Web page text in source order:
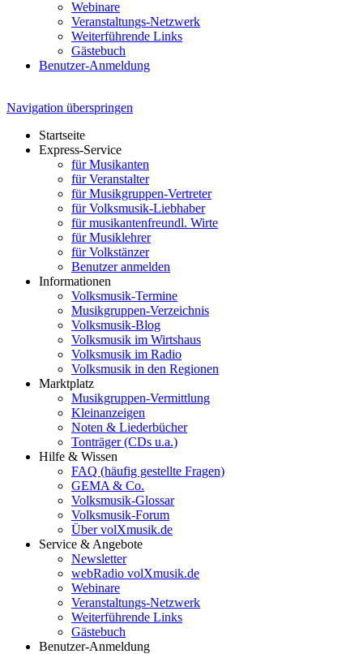
Webinare
Veranstaltungs-Netzwerk
Weiterführende Links
Gästebuch
Benutzer-Anmeldung
Navigation überspringen
Startseite
Express-Service
für Musikanten
für Veranstalter
für Musikgruppen-Vertreter
für Volksmusik-Liebhaber
für musikantenfreundl. Wirte
für Musiklehrer
für Volkstänzer
Benutzer anmelden
Informationen
Volksmusik-Termine
Musikgruppen-Verzeichnis
Volksmusik-Blog
Volksmusik im Wirtshaus
Volksmusik im Radio
Volksmusik in den Regionen
Marktplatz
Musikgruppen-Vermittlung
Kleinanzeigen
Noten & Liederbücher
Tonträger (CDs u.a.)
Hilfe & Wissen
FAQ (häufig gestellte Fragen)
GEMA & Co.
Volksmusik-Glossar
Volksmusik-Forum
Über volXmusik.de
Service & Angebote
Newsletter
webRadio volXmusik.de
Webinare
Veranstaltungs-Netzwerk
Weiterführende Links
Gästebuch
Benutzer-Anmeldung